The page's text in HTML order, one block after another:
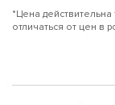
*Цена
отличаться от цен в